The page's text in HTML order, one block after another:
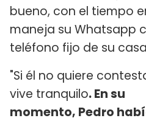
bueno, con el tiempo
maneja su Whatsapp
teléfono fijo de su
"Si él no quiere
vive tranquilo. En su
momento, Pedro